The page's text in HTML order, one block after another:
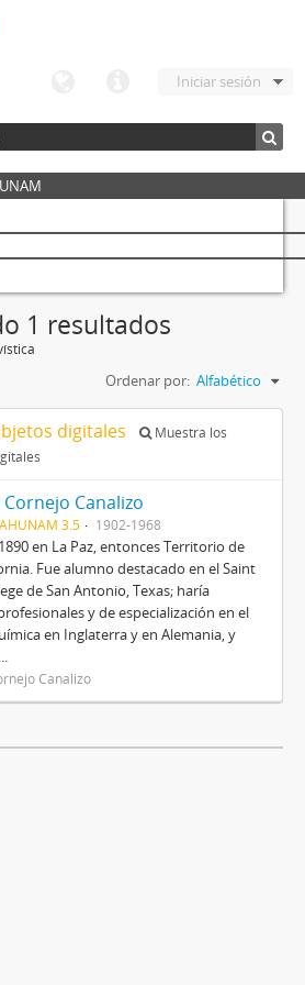
Iniciar sesión
1 resultados
Ordenar por: Alfabético
digitales
Muestra los
Canalizo
3.5 1902-1968
en La Paz, entonces Territorio de
Fue alumno destacado en el Saint
de San Antonio, Texas; haría
y de especialización en el
en Inglaterra y en Alemania, y
Canalizo